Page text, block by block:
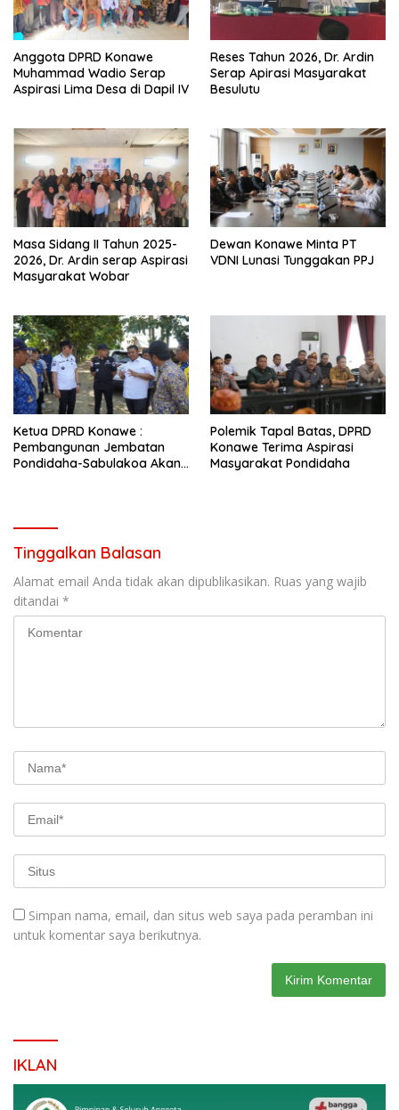
Anggota DPRD Konawe
Muhammad Wadio Serap
Aspirasi Lima Desa di Dapil IV
Reses Tahun 2026, Dr. Ardin
Serap Apirasi Masyarakat
Besulutu
Masa Sidang II Tahun 2025-
2026, Dr. Ardin serap Aspirasi
Masyarakat Wobar
Dewan Konawe Minta PT
VDNI Lunasi Tunggakan PPJ
Ketua DPRD Konawe :
Pembangunan Jembatan
Pondidaha-Sabulakoa Akan
Polemik Tapal Batas, DPRD
Konawe Terima Aspirasi
Masyarakat Pondidaha
Tinggalkan Balasan
Alamat email Anda tidak akan dipublikasikan. Ruas yang wajib
ditandai *
Simpan nama, email, dan situs web saya pada peramban ini
untuk komentar saya berikutnya.
IKLAN